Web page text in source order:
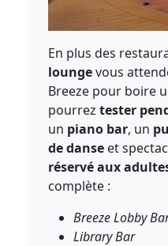
En plus des
loungevous
Breeze pour boire
pourreztester
un piano bar, un
de danse et
réservé aux
complète :
Breeze Lobby
Library Bar